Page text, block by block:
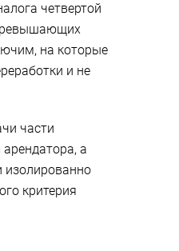
четвертой
на которые
и не
части
а
изолированно
критерия